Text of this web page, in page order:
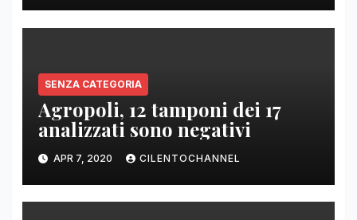
SENZA CATEGORIA
Agropoli, 12 tamponi dei 17
analizzati sono negativi
APR 7, 2020 CILENTOCHANNEL